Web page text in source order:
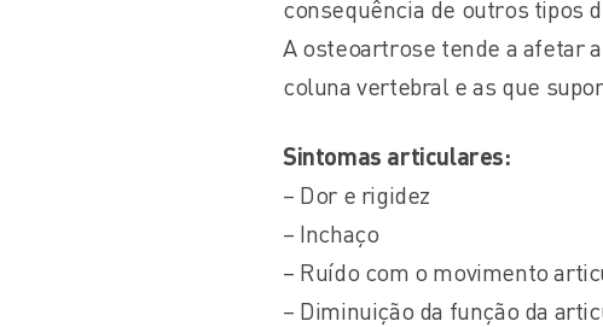
consequência de outros tipos
A osteoartrose tende a afetar
coluna vertebral e as que
Sintomas articulares:
– Dor e rigidez
– Inchaço
– Ruído com o movimento
– Diminuição da função da